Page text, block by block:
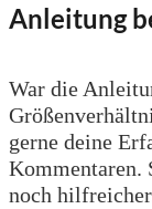
Anleitung
War die
gerne deine
Kommentaren.
noch